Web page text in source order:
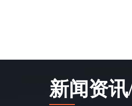
新闻资